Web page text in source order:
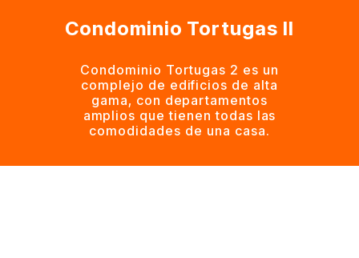
Condominio Tortugas II
Condominio Tortugas 2 es un
complejo de edificios de alta
gama, con departamentos
amplios que tienen todas las
comodidades de una casa.